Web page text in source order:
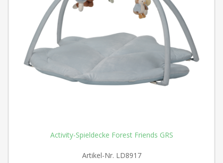
Activity-Spieldecke Forest Friends GRS
Artikel-Nr. LD8917